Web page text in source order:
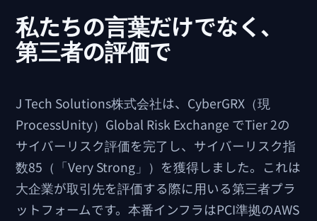
私たちの言葉だけでなく、
第三者の評価で
J Tech Solutions株式会社は、CyberGRX（現
ProcessUnity）Global Risk Exchange でTier 2の
サイバーリスク評価を完了し、サイバーリスク指
数85（「Very Strong」）を獲得しました。これは
大企業が取引先を評価する際に用いる第三者プラ
ットフォームです。本番インフラはPCI準拠のAWS